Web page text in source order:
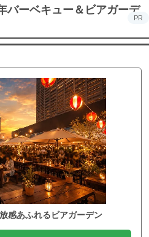
バーベキュー＆ビアガーデ
PR
感あふれるビアガーデン